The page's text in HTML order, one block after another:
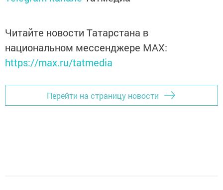
Читайте новости Татарстана в
национальном мессенджере MАХ:
https://max.ru/tatmedia
Перейти на страницу новости